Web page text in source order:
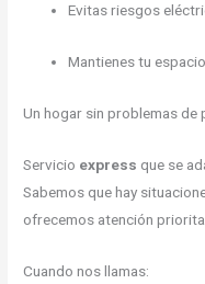
Evitas riesgos
Mantienes tu
Un hogar sin problemas de
Servicio express que se
Sabemos que hay
ofrecemos atención
Cuando nos llamas: